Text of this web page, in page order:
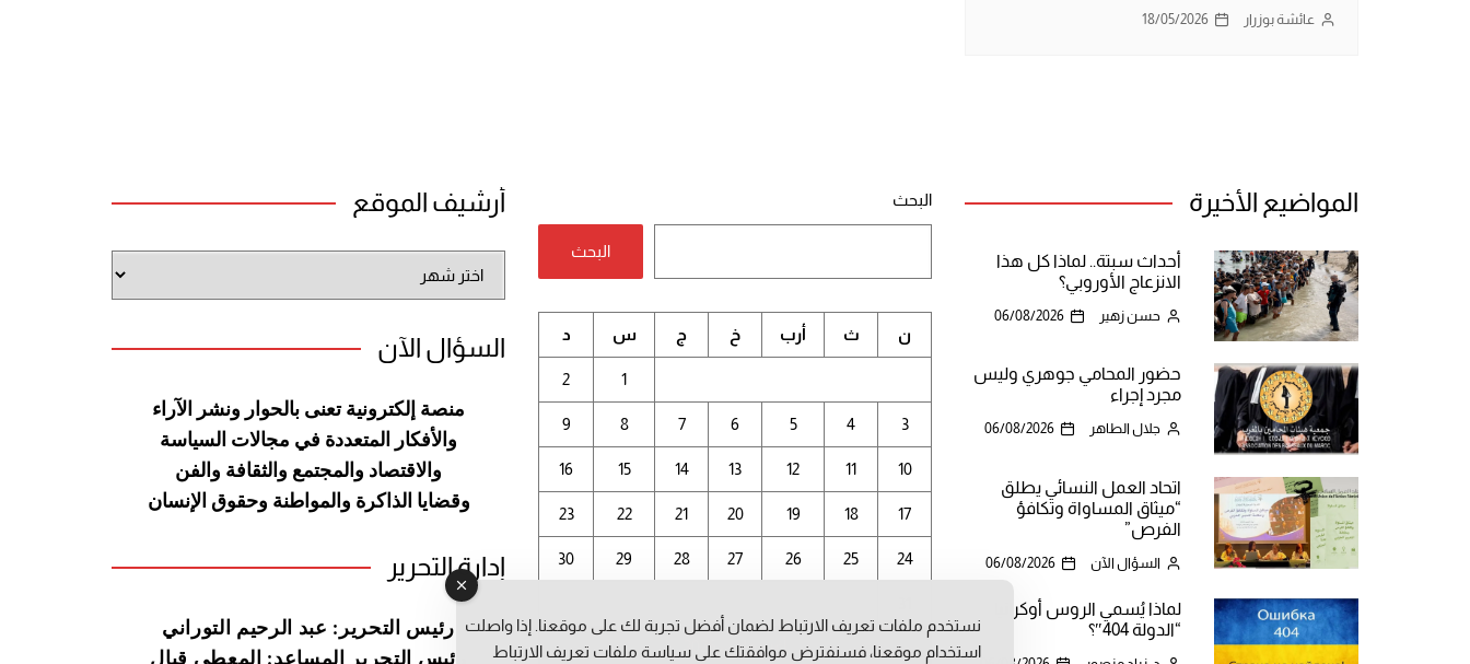
عائشة بوزرار 18/05/2026
المواضيع الأخيرة
أحداث سبتة.. لماذا كل هذا
الانزعاج الأوروبي؟
حسن زهير 06/08/2026
حضور المحامي جوهري وليس
مجرد إجراء
جلال الطاهر 06/08/2026
اتحاد العمل النسائي يطلق
“ميثاق المساواة وتكافؤ
الفرص”
السؤال الآن 06/08/2026
لماذا يُسمي الروس أوكرانيا
“الدولة 404″؟
البحث
البحث
أغسطس 2026
ن ث أرب خ ج س د
1
2
3
4
5
6
7
8
9
10
11
12
13
14
15
16
17
18
19
20
21
22
23
24
25
26
27
28
29
30
أرشيف الموقع
الموقع
السؤال الآن
منصة إلكترونية تعنى بالحوار ونشر
الآراء
والأفكار المتعددة في مجالات السياسة
والاقتصاد والمجتمع والثقافة والفن
وقضايا الذاكرة والمواطنة وحقوق الإنسان
إدارة التحرير
رئيس التحرير: عبد الرحيم التوراني
رئيس التحرير المساعد: المعطي قبال
نستخدم ملفات تعريف الارتباط لضمان أفضل تجربة لك على موقعنا. إذا واصلت
استخدام موقعنا، فسنفترض موافقتك على سياسة ملفات تعريف الارتباط